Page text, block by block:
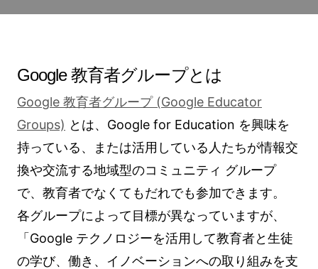
Google 教育者グループとは
Google 教育者グループ (Google Educator
Groups) とは、Google for Education を興味を
持っている、または活用している人たちが情報交
換や交流する地域型のコミュニティ グループ
で、教育者でなくてもだれでも参加できます。
各グループによって目標が異なっていますが、
「Google テクノロジーを活用して教育者と生徒
の学び、働き、イノベーションへの取り組みを支